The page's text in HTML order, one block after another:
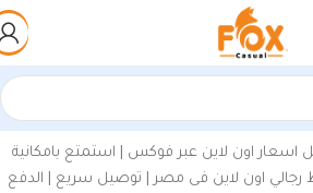
“شنط باك رجالي”
اسعار اون لاين عبر فوكس | استمتع بامكانية
اون لاين فى مصر | توصيل سريع | الدفع